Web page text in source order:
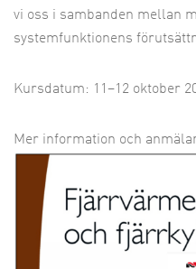
vi oss i sambanden mellan
systemfunktionens
Kursdatum: 11–12 oktober
Mer information och